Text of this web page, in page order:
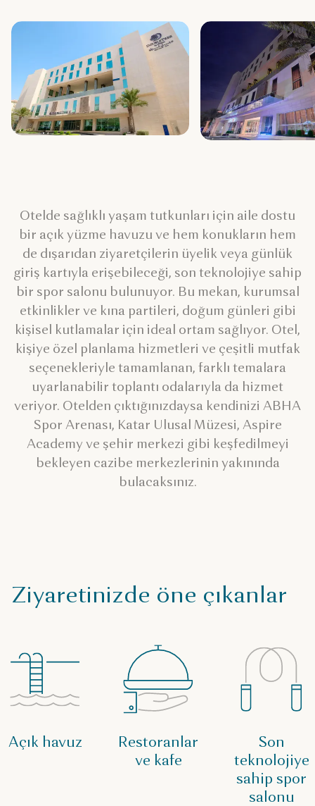
Otelde sağlıklı yaşam tutkunları için aile dostu
bir açık yüzme havuzu ve hem konukların hem
de dışarıdan ziyaretçilerin üyelik veya günlük
giriş kartıyla erişebileceği, son teknolojiye sahip
bir spor salonu bulunuyor. Bu mekan, kurumsal
etkinlikler ve kına partileri, doğum günleri gibi
kişisel kutlamalar için ideal ortam sağlıyor. Otel,
kişiye özel planlama hizmetleri ve çeşitli mutfak
seçenekleriyle tamamlanan, farklı temalara
uyarlanabilir toplantı odalarıyla da hizmet
veriyor. Otelden çıktığınızdaysa kendinizi ABHA
Spor Arenası, Katar Ulusal Müzesi, Aspire
Academy ve şehir merkezi gibi keşfedilmeyi
bekleyen cazibe merkezlerinin yakınında
bulacaksınız.
Ziyaretinizde öne çıkanlar
Açık havuz
Restoranlar
ve kafe
Son
teknolojiye
sahip spor
salonu